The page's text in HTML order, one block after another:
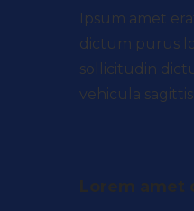
Ipsum amet
dictum purus
sollicitudin
vehicula
Lorem amet